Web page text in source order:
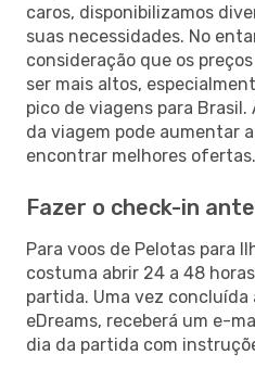
caros, disponibilizamos
suas necessidades. No
consideração que os
ser mais altos,
pico de viagens para
da viagem pode aumentar
encontrar melhores ofertas.
Fazer o check-in
Para voos de Pelotas para
costuma abrir 24 a 48
partida. Uma vez concluída
eDreams, receberá um e-
dia da partida com